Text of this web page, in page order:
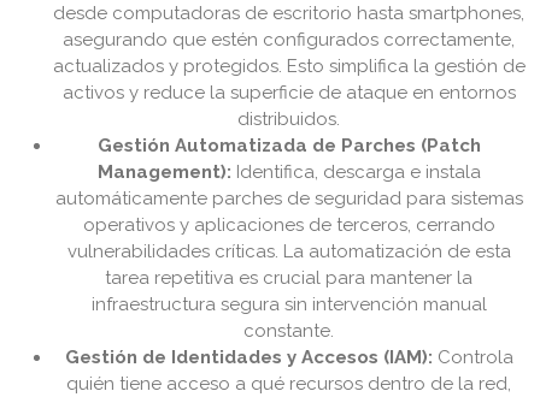
desde computadoras de escritorio hasta smartphones,
asegurando que estén configurados correctamente,
actualizados y protegidos. Esto simplifica la gestión de
activos y reduce la superficie de ataque en entornos
distribuidos.
Gestión Automatizada de Parches (Patch
Management): Identifica, descarga e instala
automáticamente parches de seguridad para sistemas
operativos y aplicaciones de terceros, cerrando
vulnerabilidades críticas. La automatización de esta
tarea repetitiva es crucial para mantener la
infraestructura segura sin intervención manual
constante.
Gestión de Identidades y Accesos (IAM): Controla
quién tiene acceso a qué recursos dentro de la red,